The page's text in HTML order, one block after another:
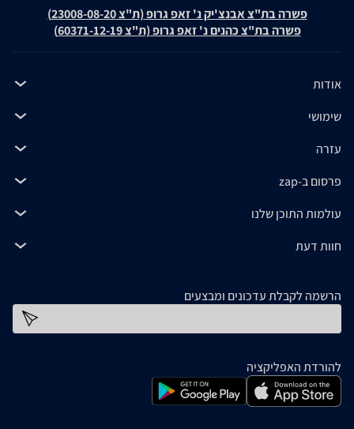
פשרה בת"צ אבנצ'יק נ' זאפ גרופ (ת"צ 23008-08-20)
פשרה בת"צ כהנים נ' זאפ גרופ (ת"צ 60371-12-19)
אודות
שימושי
עזרה
פרסום ב-zap
עולמות התוכן שלנו
חוות דעת
הרשמה לקבלת עדכונים ומבצעים
להורדת האפליקציה